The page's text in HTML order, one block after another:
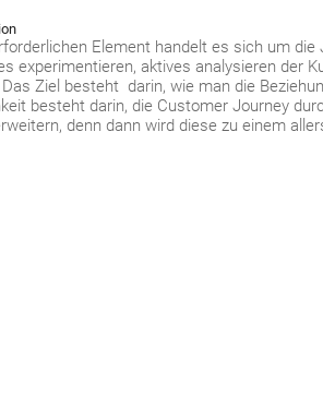
Element handelt es sich um
experimentieren, aktives analysieren der
Ziel besteht darin, wie man die
besteht darin, die Customer Journey
denn dann wird diese zu einem